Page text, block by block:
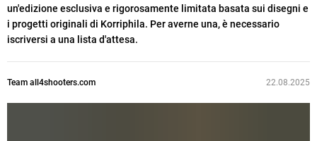
un'edizione esclusiva e rigorosamente limitata basata sui disegni e
i progetti originali di Korriphila. Per averne una, è necessario
iscriversi a una lista d'attesa.
Team all4shooters.com 22.08.2025